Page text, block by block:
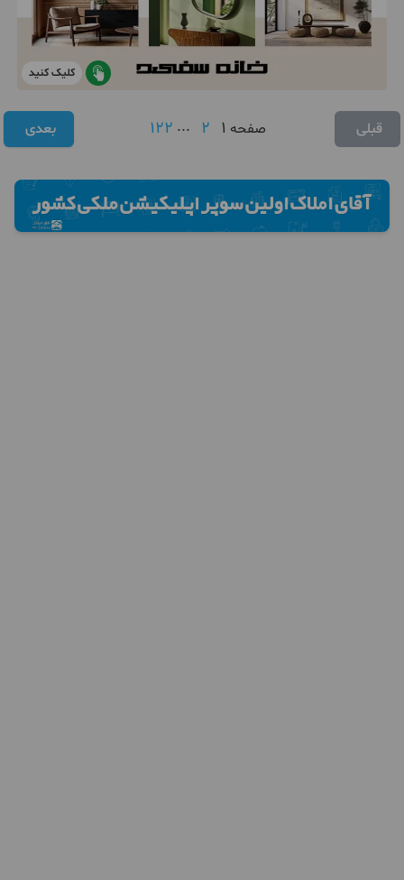
کلیک کنید
قبلی صفحه 1
2
...
122 بعدی